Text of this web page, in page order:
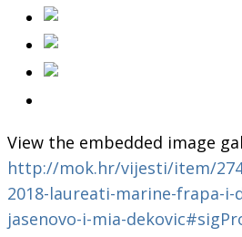
View the embedded image
http://mok.hr/vijesti/item/
2018-laureati-marine-frapa-i-
jasenovo-i-mia-